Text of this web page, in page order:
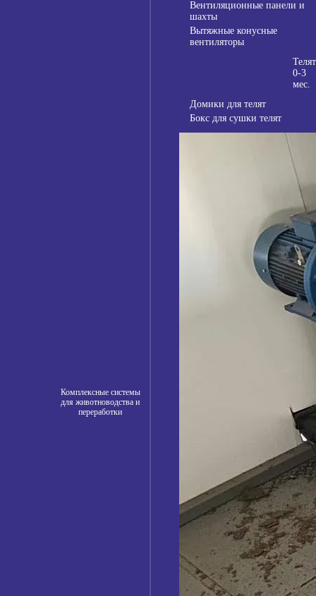
Комплексные системы
для животноводства и
переработки
Вентиляционные панели и
шахты
Вытяжные конусные
вентиляторы
0-3
мес.
Домики для телят
Бокс для сушки телят